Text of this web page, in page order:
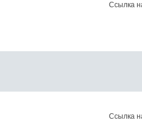
Ссылка
Ссылка